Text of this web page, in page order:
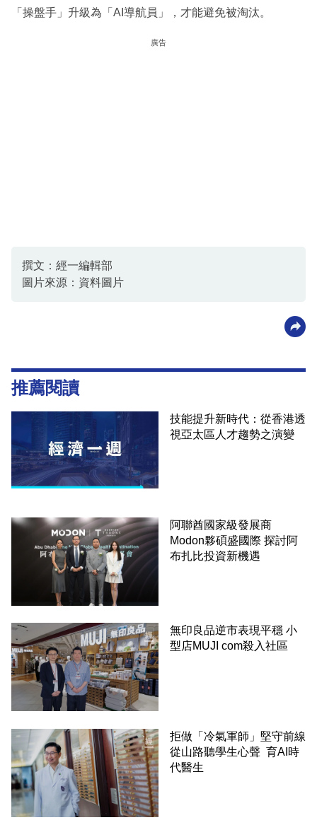
「操盤手」升級為「AI導航員」，才能避免被淘汰。
廣告
撰文：經一編輯部
圖片來源：資料圖片
推薦閱讀
技能提升新時代：從香港透
視亞太區人才趨勢之演變
阿聯酋國家級發展商
Modon夥碩盛國際 探討阿
布扎比投資新機遇
無印良品逆市表現平穩 小
型店MUJI com殺入社區
拒做「冷氣軍師」堅守前線
從山路聽學生心聲 育AI時
代醫生